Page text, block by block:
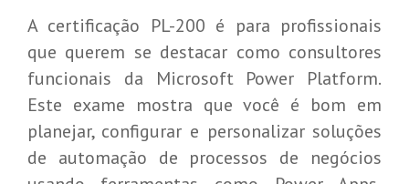
A certificação PL-200 é para profissionais
que querem se destacar como consultores
funcionais da Microsoft Power Platform.
Este exame mostra que você é bom em
planejar, configurar e personalizar soluções
de automação de processos de negócios